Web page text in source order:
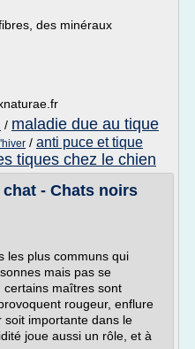
des minéraux
/ maladie due au tique
/ anti puce et tique
tiques chez le chien
- Chats noirs
les plus communs qui
mais pas se
certains maîtres sont
rougeur, enflure
soit importante dans le
joue aussi un rôle, et à